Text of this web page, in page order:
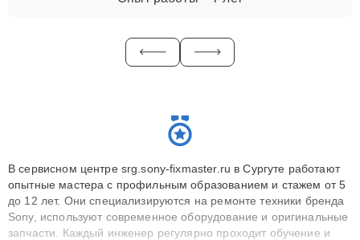
В сервисном центре srg.sony-fixmaster.ru в Сургуте работают
опытные мастера с профильным образованием и стажем от 5
до 12 лет. Они специализируются на ремонте техники бренда
Sony, используют современное оборудование и оригинальные
запчасти. Каждый инженер регулярно проходит обучение и